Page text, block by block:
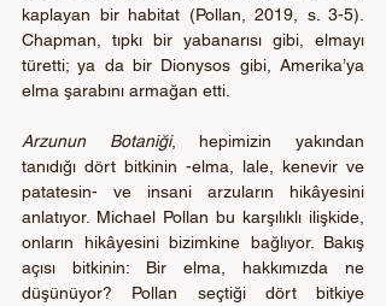
kaplayan bir habitat (Pollan, 2019, s. 3-5).
Chapman, tıpkı bir yabanarısı gibi, elmayı
türetti; ya da bir Dionysos gibi, Amerika’ya
elma şarabını armağan etti.
Arzunun Botaniği, hepimizin yakından
tanıdığı dört bitkinin -elma, lale, kenevir ve
patatesin- ve insani arzuların hikâyesini
anlatıyor. Michael Pollan bu karşılıklı ilişkide,
onların hikâyesini bizimkine bağlıyor. Bakış
açısı bitkinin: Bir elma, hakkımızda ne
düşünüyor? Pollan seçtiği dört bitkiye